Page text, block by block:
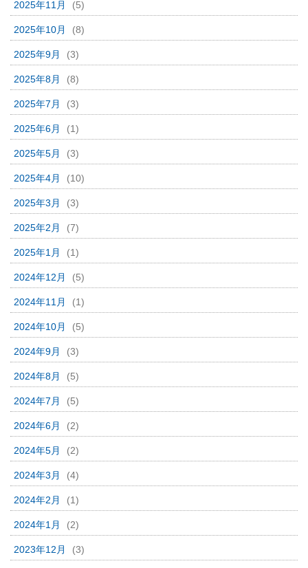
2025年11月 (5)
2025年10月 (8)
2025年9月 (3)
2025年8月 (8)
2025年7月 (3)
2025年6月 (1)
2025年5月 (3)
2025年4月 (10)
2025年3月 (3)
2025年2月 (7)
2025年1月 (1)
2024年12月 (5)
2024年11月 (1)
2024年10月 (5)
2024年9月 (3)
2024年8月 (5)
2024年7月 (5)
2024年6月 (2)
2024年5月 (2)
2024年3月 (4)
2024年2月 (1)
2024年1月 (2)
2023年12月 (3)